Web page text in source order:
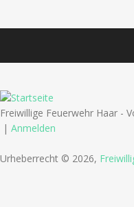
Freiwillige Feuerwehr Haar -
| Anmelden
Urheberrecht © 2026,